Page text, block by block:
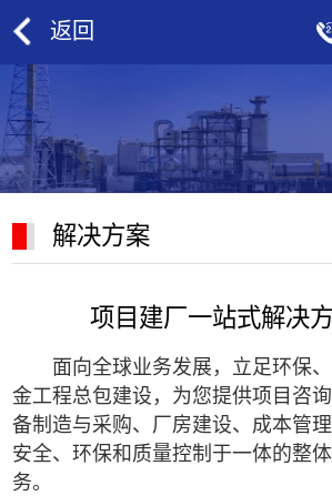
返回
解决方案
项目建厂一站式解决
面向全球业务发展，立足环保
金工程总包建设，为您提供项目咨
备制造与采购、厂房建设、成本管
安全、环保和质量控制于一体的整
务。